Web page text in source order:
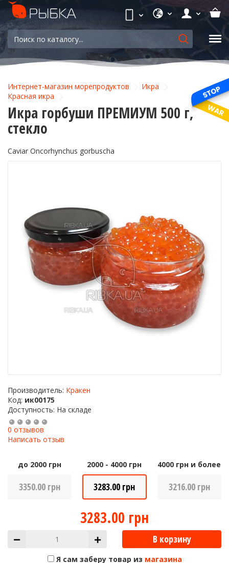
Интернет-магазин морепродуктов
Икра
Красная икра
Икра горбуши ПРЕМИУМ 500 г,
стекло
Caviar Oncorhynchus gorbuscha
Производитель: Кракен
Код: ик00175
Доступность: На складе
0 отзывов
Написать отзыв
до 2000 грн
3350.00 грн
2000 - 4000 грн
3283.00 грн
4000 грн и более
3216.00 грн
3283.00 грн
В корзину
Я сам заберу товар из магазина